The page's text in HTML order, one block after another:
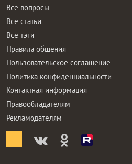
Все вопросы
Все статьи
Все тэги
Правила общения
Пользовательское соглашение
Политика конфиденциальности
Контактная информация
Правообладателям
Рекламодателям